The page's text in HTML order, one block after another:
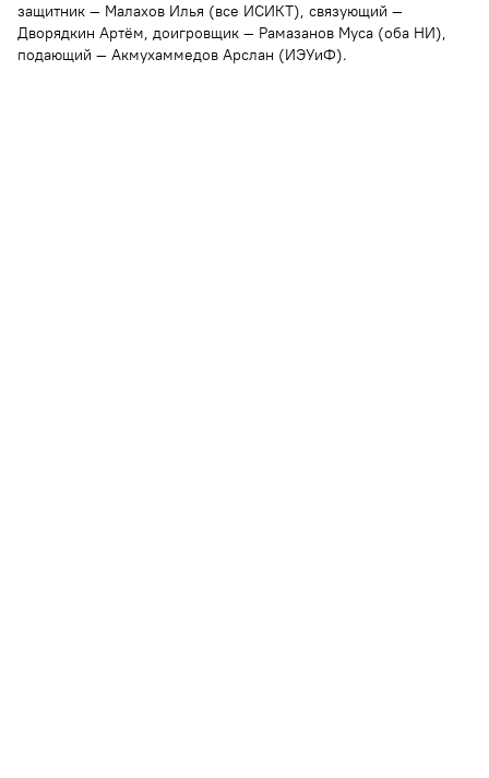
защитник — Малахов Илья (все ИСИКТ), связующий —
Дворядкин Артём, доигровщик — Рамазанов Муса (оба НИ),
подающий — Акмухаммедов Арслан (ИЭУиФ).